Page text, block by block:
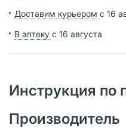
Доставим курьером с 16
В аптеку с 16 августа
Инструкция по
Производитель